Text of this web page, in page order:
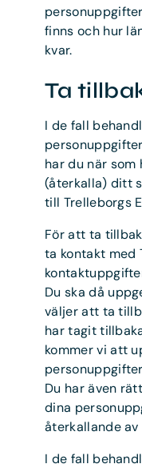
finns och hur
kvar.
Ta
I de fall
har du när
(återkalla) ditt
till Trelleborgs
För att ta
ta kontakt med
Du ska då
väljer att ta
har tagit
kommer vi att
Du har även
dina
återkallande av
I de fall